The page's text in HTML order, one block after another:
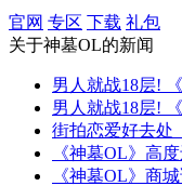
官网 专区 下载 礼包
关于神墓OL的新闻
男人就战18层!
男人就战18层!
街拍恋爱好去处
《神墓OL》高
《神墓OL》商